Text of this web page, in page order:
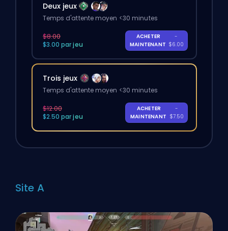
Deux jeux
Temps d'attente moyen <30 minutes
$8.00
$3.00 par jeu
ACHETER
MAINTENANT
-
$6.00
Trois jeux
Temps d'attente moyen <30 minutes
$12.00
$2.50 par jeu
ACHETER
MAINTENANT
-
$7.50
Site A